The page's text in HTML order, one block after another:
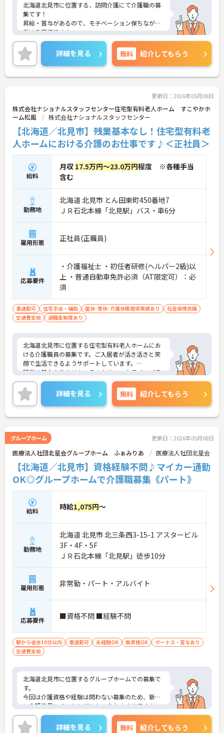
北海道北見市に位置する、訪問介護にて介護職の募
集です！
昇給・賞与があるので、モチベーション保ちながら
働ける環境です☆
また、マイカー通勤可能で無料駐車場もあるので、
通勤らくらくです◎
ご興味のある方には、面接対策ポイントなど、さら
に詳細をお話しいたしますのでお気軽にご相談くだ
さい！
詳細を見る 無料 紹介してもらう
更新日：2026年05月08日
株式会社ナショナルスタッフセンター住宅型有料老人ホーム すこやかホ
ーム松風
株式会社ナショナルスタッフセンター
【北海道／北見市】残業基本なし！住宅型有料老
人ホームにおける介護のお仕事です♪＜正社員＞
給料
月収 17.5万円～23.0万円程度 ※各種手当
含む
勤務地
北海道 北見市 とん田東町450番地7
ＪＲ石北本線「北見駅」バス・車6分
雇用形態 正社員(正職員)
応募要件
・介護福祉士 ・初任者研修(ヘルパー2級)以
上 ・普通自動車免許必須（AT限定可）：必
須
車通勤可 住宅手当・補助 産休･育休･介護休暇取得実績あり
社会保険完備
交通費支給
退職金制度あり
北海道北見市に位置する住宅型有料老人ホームにお
ける介護職員の募集です。ご入居者が活き活きと笑
顔で生活できるようサポートしています。
残業は基本ありません。そのためワークライフバラ
ンスを保ちながらご勤務いただけます。
ご興味のある方には、面接対策ポイントなど、さら
に詳細をお話しいたしますのでお気軽にご相談くだ
さい！
詳細を見る 無料 紹介してもらう
グループホーム 更新日：2026年05月08日
医療法人社団北星会グループホーム ふぁみりあ 医療法人社団北星会
【北海道／北見市】資格経験不問♪マイカー通勤
OK◎グループホームで介護職募集《パート》
給料 時給1,075円～
勤務地
北海道 北見市 北三条西3-15-1 アスタービル
3F・4F・5F
ＪＲ石北本線「北見駅」徒歩10分
雇用形態 非常勤・パート・アルバイト
応募要件 ■資格不問 ■経験不問
駅から徒歩10分以内 車通勤可 未経験OK 無資格OK
ボーナス・賞与あり
交通費支給
北海道北見市に位置するグループホームでの募集で
す。
今回は介護資格や経験は問わない募集のため、新た
に介護業界にチャレンジしたい方おすすめです♪
ご興味のある方は、ご面接のポイントをお伝えしま
すので、お気軽にお問い合わせください。
詳細を見る 無料 紹介してもらう